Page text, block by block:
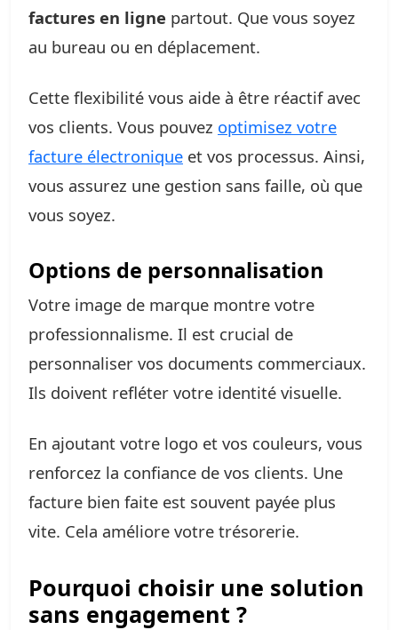
factures en ligne partout. Que vous soyez
au bureau ou en déplacement.
Cette flexibilité vous aide à être réactif avec
vos clients. Vous pouvez optimisez votre
facture électronique et vos processus. Ainsi,
vous assurez une gestion sans faille, où que
vous soyez.
Options de personnalisation
Votre image de marque montre votre
professionnalisme. Il est crucial de
personnaliser vos documents commerciaux.
Ils doivent refléter votre identité visuelle.
En ajoutant votre logo et vos couleurs, vous
renforcez la confiance de vos clients. Une
facture bien faite est souvent payée plus
vite. Cela améliore votre trésorerie.
Pourquoi choisir une solution
sans engagement ?